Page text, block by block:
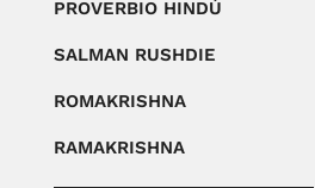
PROVERBIO HINDÚ
SALMAN RUSHDIE
ROMAKRISHNA
RAMAKRISHNA